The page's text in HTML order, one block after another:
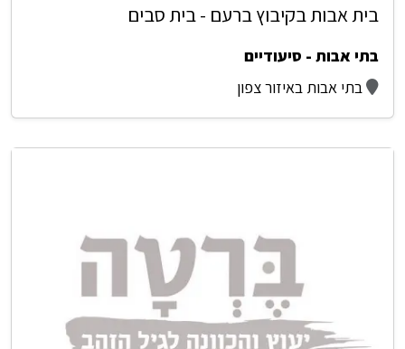
בית אבות בקיבוץ ברעם - בית סבים
בתי אבות - סיעודיים
בתי אבות באיזור צפון